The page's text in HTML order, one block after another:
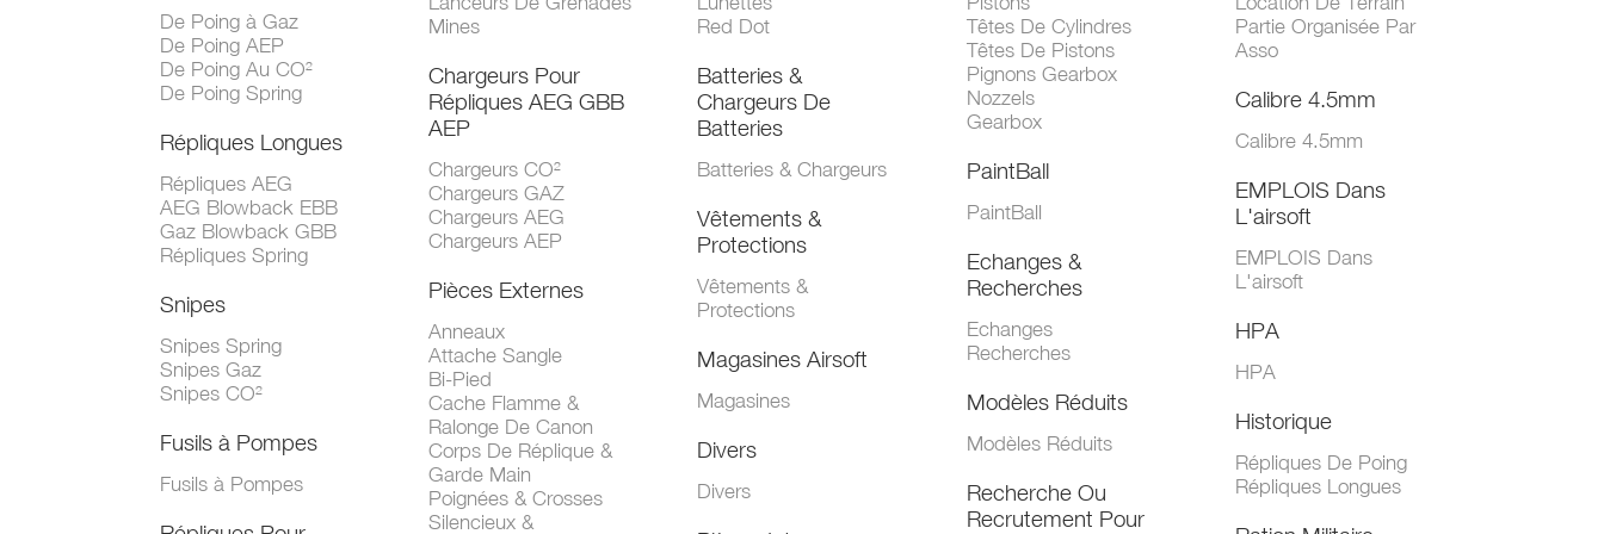
De Poing à Gaz
De Poing AEP
De Poing Au CO²
De Poing Spring
Répliques Longues
Répliques AEG
AEG Blowback EBB
Gaz Blowback GBB
Répliques Spring
Snipes
Snipes Spring
Snipes Gaz
Snipes CO²
Fusils à Pompes
Fusils à Pompes
Mines
Chargeurs Pour
Répliques AEG GBB
AEP
Chargeurs CO²
Chargeurs GAZ
Chargeurs AEG
Chargeurs AEP
Pièces Externes
Anneaux
Attache Sangle
Bi-Pied
Cache Flamme &
Ralonge De Canon
Corps De Réplique &
Garde Main
Poignées & Crosses
Silencieux &
Red Dot
Batteries &
Chargeurs De
Batteries
Batteries & Chargeurs
Vêtements &
Protections
Vêtements &
Protections
Magasines Airsoft
Magasines
Divers
Divers
Têtes De Cylindres
Têtes De Pistons
Pignons Gearbox
Nozzels
Gearbox
PaintBall
PaintBall
Echanges &
Recherches
Echanges
Recherches
Modèles Réduits
Modèles Réduits
Recherche Ou
Recrutement Pour
Partie Organisée Par
Asso
Calibre 4.5mm
Calibre 4.5mm
EMPLOIS Dans
L'airsoft
EMPLOIS Dans
L'airsoft
HPA
HPA
Historique
Répliques De Poing
Répliques Longues